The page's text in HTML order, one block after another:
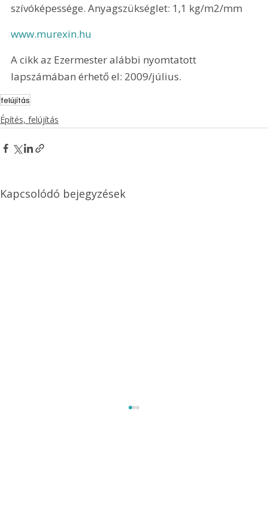
szívóképessége. Anyagszükséglet: 1,1 kg/m2/mm
www.murexin.hu
A cikk az Ezermester alábbi nyomtatott
lapszámában érhető el: 2009/július.
felújítás
Építés, felújítás
Kapcsolódó bejegyzések